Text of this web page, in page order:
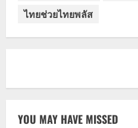
ไทยช่วยไทยพลัส
YOU MAY HAVE MISSED